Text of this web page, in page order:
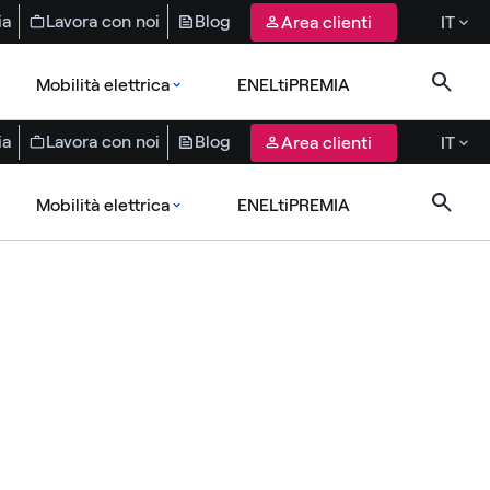
Lavora con noi Blog Area clienti IT
Mobilità elettrica ENELtiPREMIA
Lavora con noi Blog Area clienti IT
Mobilità elettrica ENELtiPREMIA